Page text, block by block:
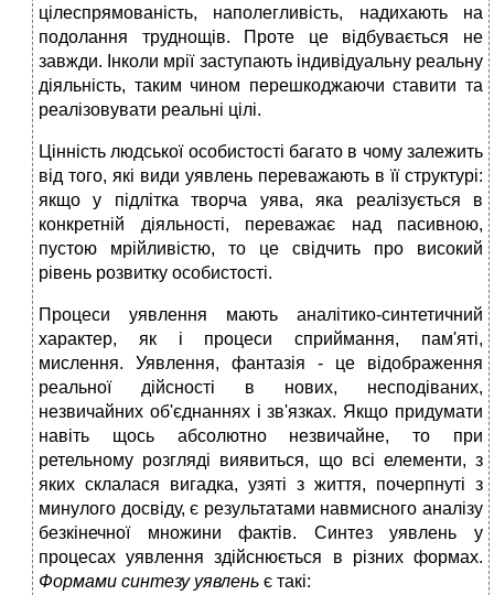
цілеспрямованість, наполегливість, надихають на
подолання труднощів. Проте це відбувається не
завжди. Інколи мрії заступають індивідуальну реальну
діяльність, таким чином перешкоджаючи ставити та
реалізовувати реальні цілі.
Цінність людської особистості багато в чому залежить
від того, які види уявлень переважають в її структурі:
якщо у підлітка творча уява, яка реалізується в
конкретній діяльності, переважає над пасивною,
пустою мрійливістю, то це свідчить про високий
рівень розвитку особистості.
Процеси уявлення мають аналітико-синтетичний
характер, як і процеси сприймання, пам'яті,
мислення. Уявлення, фантазія - це відображення
реальної дійсності в нових, несподіваних,
незвичайних об'єднаннях і зв'язках. Якщо придумати
навіть щось абсолютно незвичайне, то при
ретельному розгляді виявиться, що всі елементи, з
яких склалася вигадка, узяті з життя, почерпнуті з
минулого досвіду, є результатами навмисного аналізу
безкінечної множини фактів. Синтез уявлень у
процесах уявлення здійснюється в різних формах.
Формами синтезу уявлень є такі: